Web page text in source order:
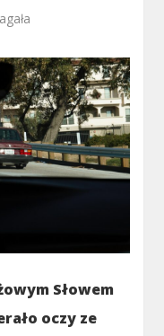
Słowem
oczy ze